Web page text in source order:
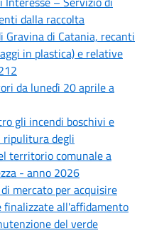
dalla raccolta
Gravina di Catania, recanti
in plastica) e relative
da lunedì 20 aprile a
gli incendi boschivi e
degli
territorio comunale a
- anno 2026
mercato per acquisire
all'affidamento
del verde